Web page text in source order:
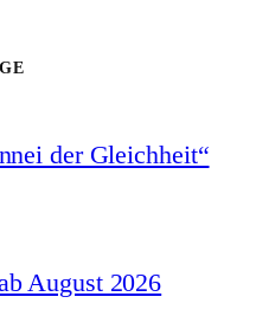
der Gleichheit“
August 2026